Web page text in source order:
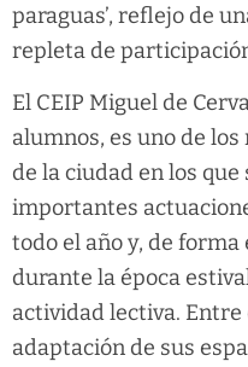
paraguas’, reflejo de
repleta de
El CEIP Miguel de
alumnos, es uno de
de la ciudad en los que
importantes
todo el año y, de
durante la época
actividad lectiva. Entre
adaptación de sus